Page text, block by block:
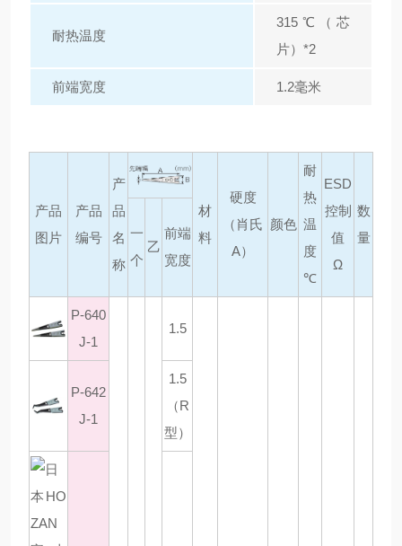
耐热温度
315℃（芯
片）*2
前端宽度 1.2毫米
产品
图片
产品
编号
产
品
名
称
材
料
硬度
（肖氏
A）
颜色
耐
热
温
度
℃
ESD
控制
值
Ω
数
量
一
个
乙
前端
宽度
P-640
J-1
1.5
P-642
J-1
1.5
（R
型）